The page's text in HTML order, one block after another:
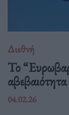
Διεθνή
Το
04.02.26